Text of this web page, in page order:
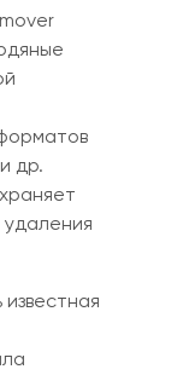
др.